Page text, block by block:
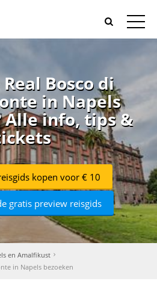
Bosco di
in Napels
Alle info, tips &
kopen voor € 10
gratis preview reisgids
en Amalfikust
in Napels bezoeken